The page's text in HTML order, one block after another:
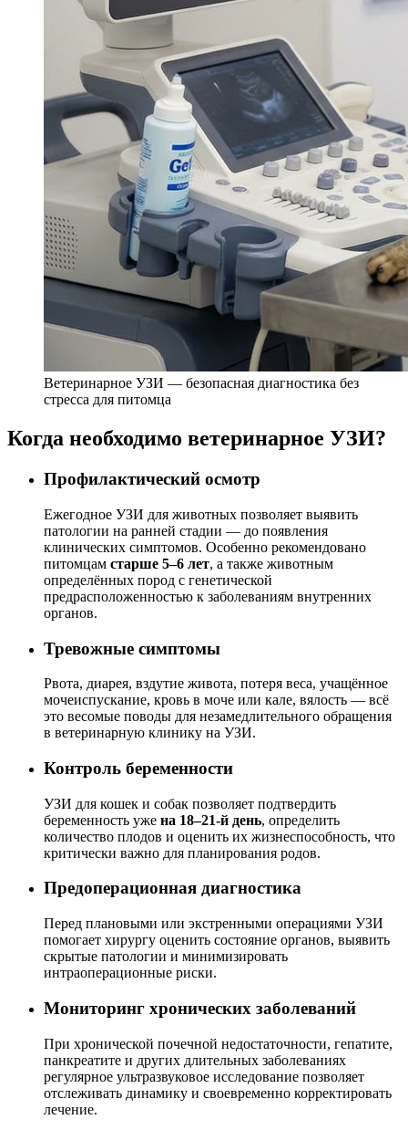
Ветеринарное УЗИ — безопасная диагностика без
стресса для питомца
Когда необходимо ветеринарное УЗИ?
Профилактический осмотр
Ежегодное УЗИ для животных позволяет выявить
патологии на ранней стадии — до появления
клинических симптомов. Особенно рекомендовано
питомцам старше 5–6 лет, а также животным
определённых пород с генетической
предрасположенностью к заболеваниям внутренних
органов.
Тревожные симптомы
Рвота, диарея, вздутие живота, потеря веса, учащённое
мочеиспускание, кровь в моче или кале, вялость — всё
это весомые поводы для незамедлительного обращения
в ветеринарную клинику на УЗИ.
Контроль беременности
УЗИ для кошек и собак позволяет подтвердить
беременность уже на 18–21-й день, определить
количество плодов и оценить их жизнеспособность, что
критически важно для планирования родов.
Предоперационная диагностика
Перед плановыми или экстренными операциями УЗИ
помогает хирургу оценить состояние органов, выявить
скрытые патологии и минимизировать
интраоперационные риски.
Мониторинг хронических заболеваний
При хронической почечной недостаточности, гепатите,
панкреатите и других длительных заболеваниях
регулярное ультразвуковое исследование позволяет
отслеживать динамику и своевременно корректировать
лечение.